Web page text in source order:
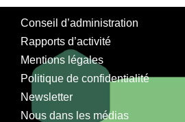
Conseil d’administration
Rapports d’activité
Mentions légales
Politique de confidentialité
Newsletter
Nous dans les médias